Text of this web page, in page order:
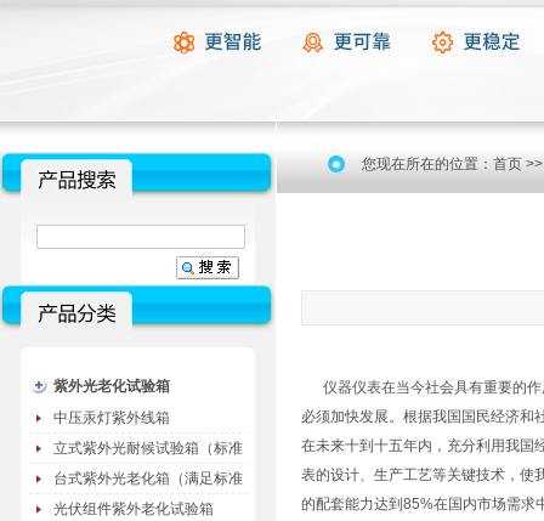
紫外光老化试验箱
中压汞灯紫外线箱
立式紫外光耐候试验箱（标准
型）
台式紫外光老化箱（满足标准
GB/T16776）
光伏组件紫外老化试验箱
您现在所在的位置： 首页
仪器仪表在当今社会具有重要的作
必须加快发展。根据我国国民经济和
在未来十到十五年内，充分利用我国
表的设计、生产工艺等关键技术，使
的配套能力达到85%在国内市场需求